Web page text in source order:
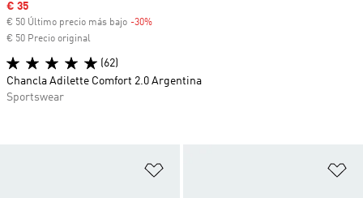
Precio de venta
€ 35
€ 50 Último precio más bajo -30%
€ 50 Precio original
(62)
Chancla Adilette Comfort 2.0 Argentina
Sportswear